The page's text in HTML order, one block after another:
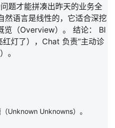
题才能拼凑出昨天的业务全
然语言是线性的，它适合深挖
览（Overview） 。 结论：
BI
红灯了），Chat 负责“主动诊
。
Unknown Unknowns）。